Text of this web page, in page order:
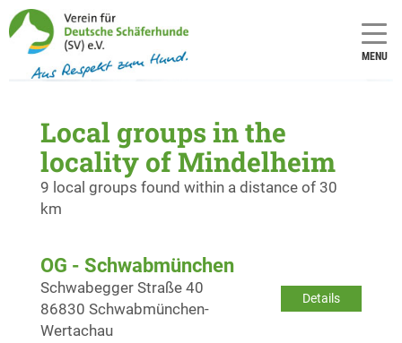
MENU
Local groups in the
locality of Mindelheim
9 local groups found within a distance of 30
km
OG - Schwabmünchen
Details
Schwabegger Straße 40
86830 Schwabmünchen-
Wertachau